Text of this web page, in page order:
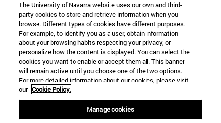
The University of Navarra website uses our own and third-
party cookies to store and retrieve information when you
browse. Different types of cookies have different purposes.
For example, to identify you as a user, obtain information
about your browsing habits respecting your privacy, or
personalize how the content is displayed. You can select the
cookies you want to enable or accept them all. This banner
will remain active until you choose one of the two options.
For more detailed information about our cookies, please visit
our Cookie Policy.
Manage cookies